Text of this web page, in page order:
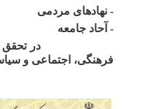
- نهادهای مردمی
- آحاد جامعه
در تحقق
فرهنگی، اجتماعی و